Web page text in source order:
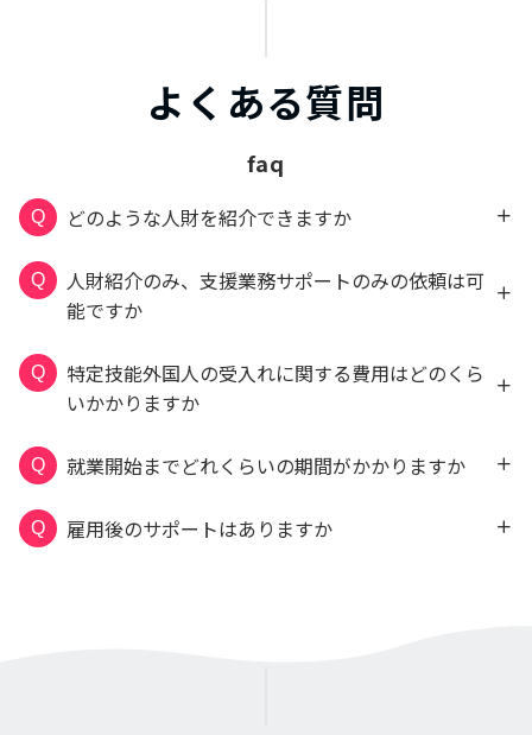
よくある質問
どのような人財を紹介できますか
人財紹介のみ、支援業務サポートのみの依頼は可
能ですか
特定技能外国人の受入れに関する費用はどのくら
いかかりますか
就業開始までどれくらいの期間がかかりますか
雇用後のサポートはありますか